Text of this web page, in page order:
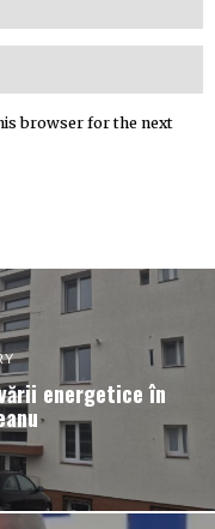
browser for the next
energetice în